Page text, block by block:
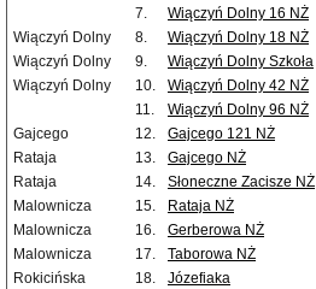
7.
Wiączyń Dolny 16 NŻ
Wiączyń Dolny
8. Wiączyń Dolny 18 NŻ
Wiączyń Dolny
9. Wiączyń Dolny Szkoła
Wiączyń Dolny
10. Wiączyń Dolny 42 NŻ
11.
Wiączyń Dolny 96 NŻ
Gajcego
12. Gajcego 121 NŻ
Rataja
13. Gajcego NŻ
Rataja
14. Słoneczne Zacisze NŻ
Malownicza
15. Rataja NŻ
Malownicza
16. Gerberowa NŻ
Malownicza
17. Taborowa NŻ
Rokicińska
18. Józefiaka